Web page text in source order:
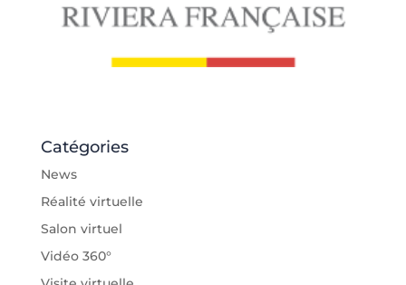
Catégories
News
Réalité virtuelle
Salon virtuel
Vidéo 360°